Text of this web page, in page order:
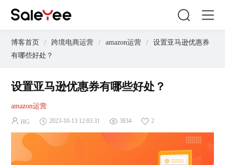
博客首页 / 跨境电商运营 / amazon运营 /
设置亚马逊优惠券
有哪些好处？
设置亚马逊优惠券有哪些好处？
amazon运营
HG 2023-10-13 12:03:31 3834 2